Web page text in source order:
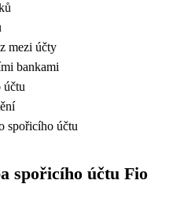
mezi účty
bankami
účtu
spořicího účtu
spořicího účtu Fio